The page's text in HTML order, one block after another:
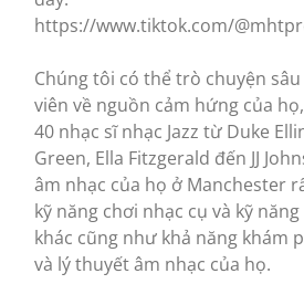
https://www.tiktok.com/
Chúng tôi có thể trò chuyện
viên về nguồn cảm hứng của
40 nhạc sĩ nhạc Jazz từ Duke
Green, Ella Fitzgerald đến JJ
âm nhạc của họ ở Manchester
kỹ năng chơi nhạc cụ và kỹ
khác cũng như khả năng khám
và lý thuyết âm nhạc của họ.